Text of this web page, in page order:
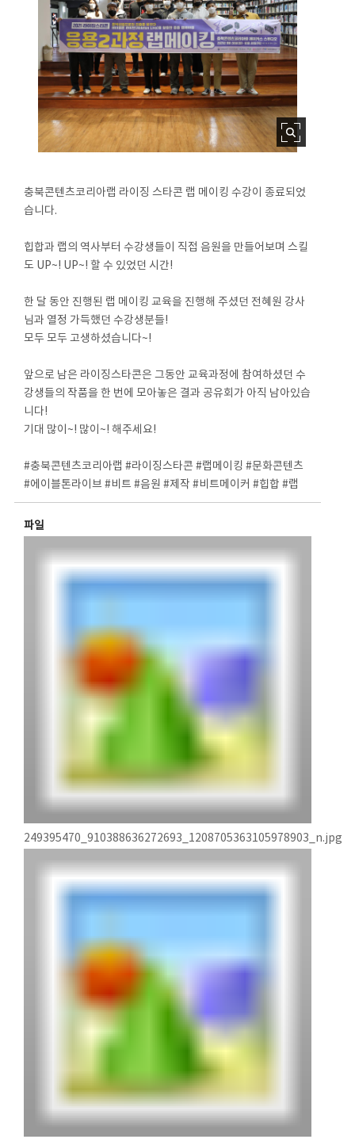
충북콘텐츠코리아랩 라이징 스타콘 랩 메이킹 수강이 종료되었
습니다.
힙합과 랩의 역사부터 수강생들이 직접 음원을 만들어보며 스킬
도 UP~! UP~! 할 수 있었던 시간!
한 달 동안 진행된 랩 메이킹 교육을 진행해 주셨던 전혜원 강사
님과 열정 가득했던 수강생분들!
모두 모두 고생하셨습니다~!
앞으로 남은 라이징스타콘은 그동안 교육과정에 참여하셨던 수
강생들의 작품을 한 번에 모아놓은 결과 공유회가 아직 남아있습
니다!
기대 많이~! 많이~! 해주세요!
#충북콘텐츠코리아랩 #라이징스타콘 #랩메이킹 #문화콘텐츠
#에이블톤라이브 #비트 #음원 #제작 #비트메이커 #힙합 #랩
파일
249395470_910388636272693_1208705363105978903_n.jpg